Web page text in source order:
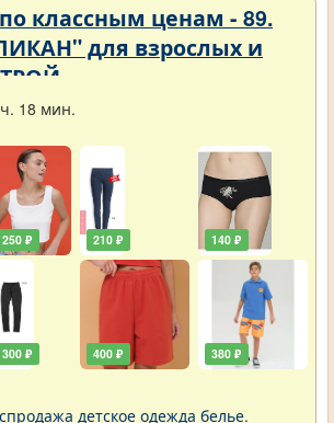
классным ценам - 89.
для взрослых и
18 мин.
250 ₽
300 ₽
210 ₽
400 ₽
140 ₽
380 ₽
детское одежда белье.